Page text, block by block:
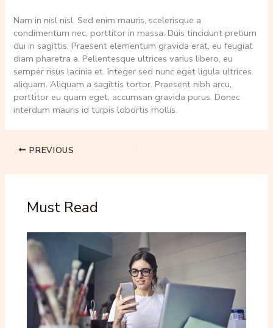
Nam in nisl nisl. Sed enim mauris, scelerisque a
condimentum nec, porttitor in massa. Duis tincidunt pretium
dui in sagittis. Praesent elementum gravida erat, eu feugiat
diam pharetra a. Pellentesque ultrices varius libero, eu
semper risus lacinia et. Integer sed nunc eget ligula ultrices
aliquam. Aliquam a sagittis tortor. Praesent nibh arcu,
porttitor eu quam eget, accumsan gravida purus. Donec
interdum mauris id turpis lobortis mollis.
PREVIOUS
Must Read